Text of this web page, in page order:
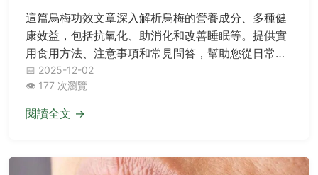
這篇烏梅功效文章深入解析烏梅的營養成分、多種健
康效益，包括抗氧化、助消化和改善睡眠等。提供實
用食用方法、注意事項和常見問答，幫助您從日常飲
食中獲取最大好處。無論您是養生新手還是老手，都
能找到有價值的資訊。
📅 2025-12-02
👁️ 177 次瀏覽
閱讀全文 →